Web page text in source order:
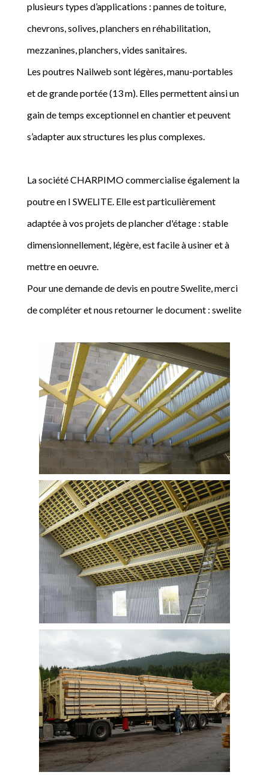
plusieurs types d’applications : pannes de toiture,
chevrons, solives, planchers en réhabilitation,
mezzanines, planchers, vides sanitaires.
Les poutres Nailweb sont légères, manu-portables
et de grande portée (13 m). Elles permettent ainsi un
gain de temps exceptionnel en chantier et peuvent
s’adapter aux structures les plus complexes.
La société CHARPIMO commercialise également la
poutre en I SWELITE. Elle est particulièrement
adaptée à vos projets de plancher d'étage : stable
dimensionnellement, légère, est facile à usiner et à
mettre en oeuvre.
Pour une demande de devis en poutre Swelite, merci
de compléter et nous retourner le document : swelite